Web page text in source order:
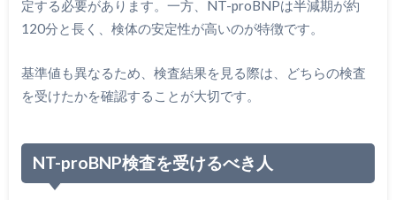
定する必要があります。一方、NT-proBNPは半減期が約
120分と長く、検体の安定性が高いのが特徴です。
基準値も異なるため、検査結果を見る際は、どちらの検査
を受けたかを確認することが大切です。
NT-proBNP検査を受けるべき人